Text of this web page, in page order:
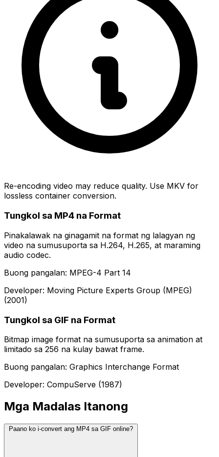
Re-encoding video may reduce quality. Use MKV for
lossless container conversion.
Tungkol sa MP4 na Format
Pinakalawak na ginagamit na format ng lalagyan ng
video na sumusuporta sa H.264, H.265, at maraming
audio codec.
Buong pangalan: MPEG-4 Part 14
Developer: Moving Picture Experts Group (MPEG)
(2001)
Tungkol sa GIF na Format
Bitmap image format na sumusuporta sa animation at
limitado sa 256 na kulay bawat frame.
Buong pangalan: Graphics Interchange Format
Developer: CompuServe (1987)
Mga Madalas Itanong
Paano ko i-convert ang MP4 sa GIF online?